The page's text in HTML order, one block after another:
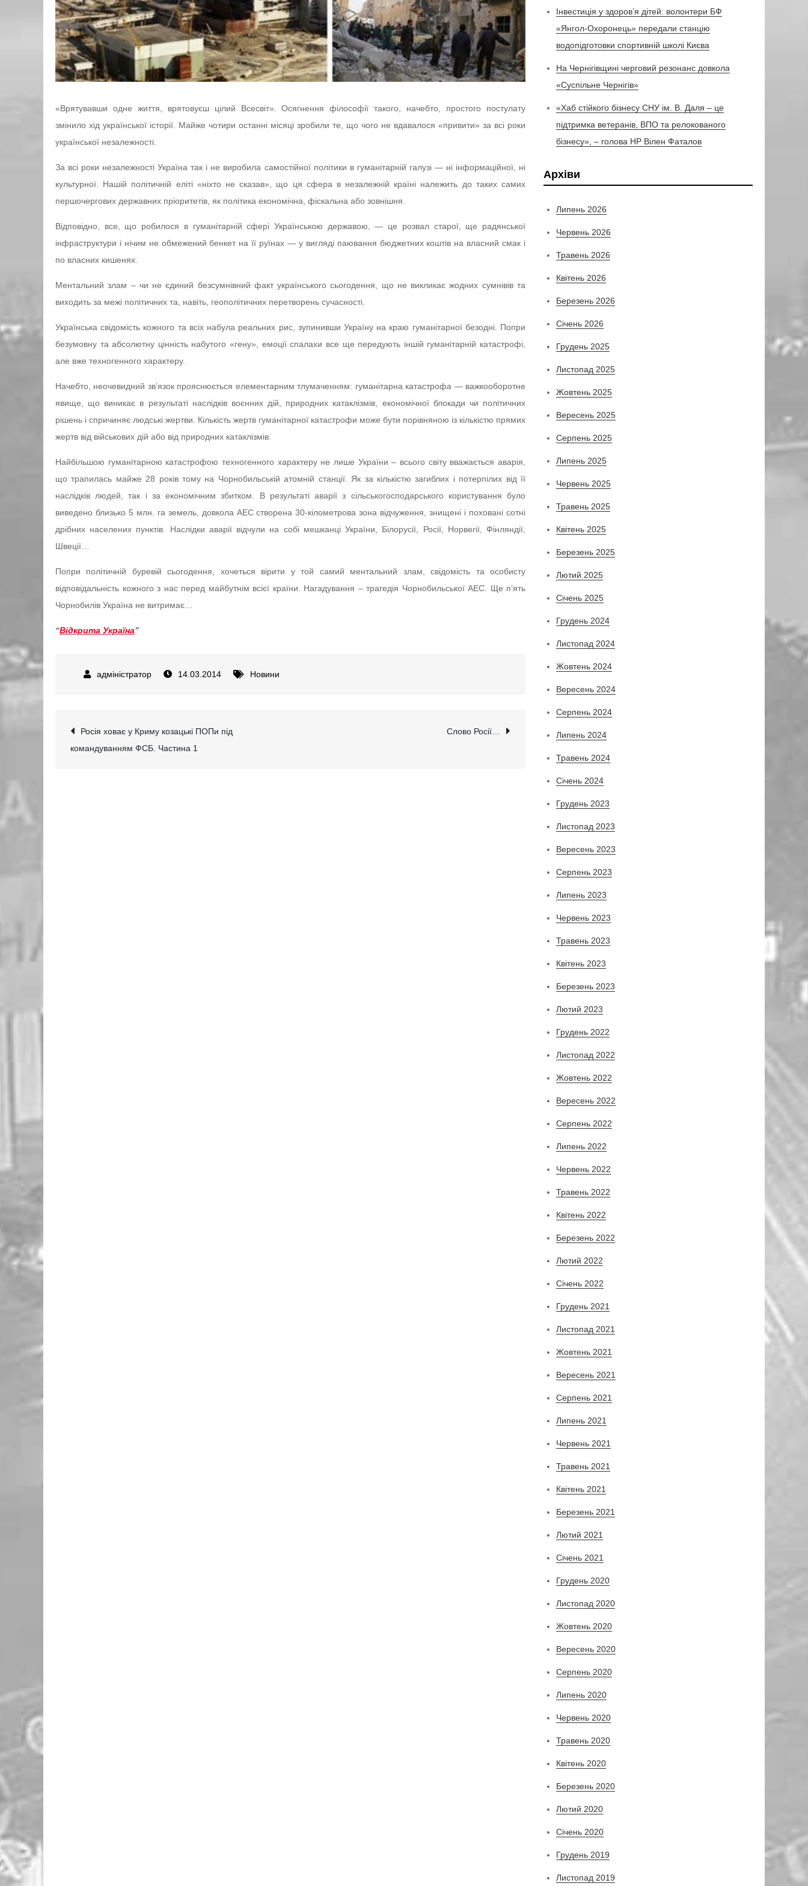
«Врятувавши одне життя, врятовуєш цілий Всесвіт». Осягнення філософії такого, начебто, простого постулату
змінило хід української історії. Майже чотири останні місяці зробили те, що чого не вдавалося «привити» за всі роки
української незалежності.
За всі роки незалежності Україна так і не виробила самостійної політики в гуманітарній галузі — ні інформаційної, ні
культурної. Нашій політичній еліті «ніхто не сказав», що ця сфера в незалежній країні належить до таких самих
першочергових державних пріоритетів, як політика економічна, фіскальна або зовнішня.
Відповідно, все, що робилося в гуманітарній сфері Українською державою, — це розвал старої, ще радянської
інфраструктури і нічим не обмежений бенкет на її руїнах — у вигляді паювання бюджетних коштів на власний смак і
по власних кишенях.
Ментальний злам – чи не єдиний безсумнівний факт українського сьогодення, що не викликає жодних сумнівів та
виходить за межі політичних та, навіть, геополітичних перетворень сучасності.
Українська свідомість кожного та всіх набула реальних рис, зупинивши Україну на краю гуманітарної безодні. Попри
безумовну та абсолютну цінність набутого «гену», емоції спалахи все ще передують іншій гуманітарній катастрофі,
але вже техногенного характеру.
Начебто, неочевидний зв’язок прояснюється елементарним тлумаченням: гуманітарна катастрофа — важкооборотне
явище, що виникає в результаті наслідків воєнних дій, природних катаклізмів, економічної блокади чи політичних
рішень і спричиняє людські жертви. Кількість жертв гуманітарної катастрофи може бути порівняною із кількістю прямих
жертв від військових дій або від природних катаклізмів.
Найбільшою гуманітарною катастрофою техногенного характеру не лише України – всього світу вважається аварія,
що трапилась майже 28 років тому на Чорнобильській атомній станції. Як за кількістю загиблих і потерпілих від її
наслідків людей, так і за економічним збитком. В результаті аварії з сільськогосподарського користування було
виведено близько 5 млн. га земель, довкола АЕС створена 30-кілометрова зона відчуження, знищені і поховані сотні
дрібних населених пунктів. Наслідки аварії відчули на собі мешканці України, Білорусії, Росії, Норвегії, Фінляндії,
Швеції…
Попри політичній буревій сьогодення, хочеться вірити у той самий ментальний злам, свідомість та особисту
відповідальність кожного з нас перед майбутнім всієї країни. Нагадування – трагедія Чорнобильської АЕС. Ще п’ять
Чорнобилів Україна не витримає…
“Відкрита Україна”
14.03.2014 Новини
Навігація
Росія ховає у Криму козацькі ПОПи під
командуванням ФСБ. Частина 1
Слово Росії…
Інвестиція у здоров’я дітей: волонтери БФ
«Янгол-Охоронець» передали станцію
водопідготовки спортивній школі Києва
На Чернігівщині черговий резонанс довкола
«Суспільне Чернігів»
«Хаб стійкого бізнесу СНУ ім. В. Даля – це
підтримка ветеранів, ВПО та релокованого
бізнесу», – голова НР Вілен Фаталов
Архіви
Липень 2026
Червень 2026
Травень 2026
Квітень 2026
Березень 2026
Січень 2026
Грудень 2025
Листопад 2025
Жовтень 2025
Вересень 2025
Серпень 2025
Липень 2025
Червень 2025
Травень 2025
Квітень 2025
Березень 2025
Лютий 2025
Січень 2025
Грудень 2024
Листопад 2024
Жовтень 2024
Вересень 2024
Серпень 2024
Липень 2024
Травень 2024
Січень 2024
Грудень 2023
Листопад 2023
Вересень 2023
Серпень 2023
Липень 2023
Червень 2023
Травень 2023
Квітень 2023
Березень 2023
Лютий 2023
Грудень 2022
Листопад 2022
Жовтень 2022
Вересень 2022
Серпень 2022
Липень 2022
Червень 2022
Травень 2022
Квітень 2022
Березень 2022
Лютий 2022
Січень 2022
Грудень 2021
Листопад 2021
Жовтень 2021
Вересень 2021
Серпень 2021
Липень 2021
Червень 2021
Травень 2021
Квітень 2021
Березень 2021
Лютий 2021
Січень 2021
Грудень 2020
Листопад 2020
Жовтень 2020
Вересень 2020
Серпень 2020
Липень 2020
Червень 2020
Травень 2020
Квітень 2020
Березень 2020
Лютий 2020
Січень 2020
Грудень 2019
Листопад 2019